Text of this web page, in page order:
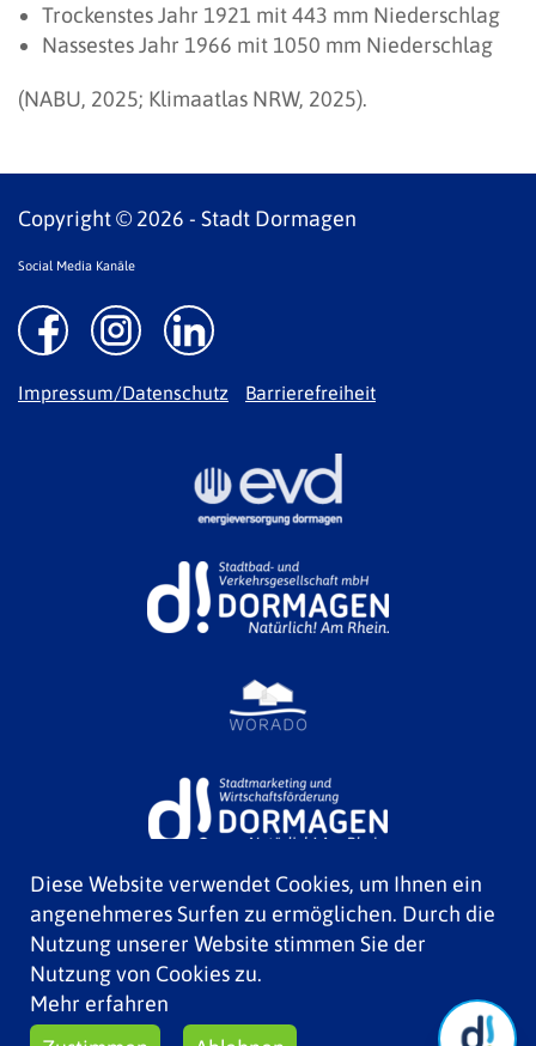
Trockenstes Jahr 1921 mit 443 mm Niederschlag
Nassestes Jahr 1966 mit 1050 mm Niederschlag
(NABU, 2025; Klimaatlas NRW, 2025).
Diese Website verwendet Cookies, um Ihnen ein
angenehmeres Surfen zu ermöglichen. Durch die
Nutzung unserer Website stimmen Sie der
Nutzung von Cookies zu.
Mehr erfahren
Copyright © 2026 - Stadt Dormagen
Social Media Kanäle
Impressum/Datenschutz Barrierefreiheit